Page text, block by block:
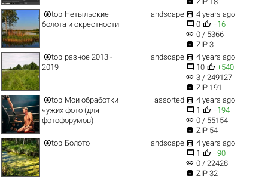
top Нетыльские
болота и окрестности
landscape  4 years ago
 0  +16
visibility 0 / 5366
 ZIP 3
top разное 2013 -
2019
landscape  4 years ago
 10  +540
visibility 3 / 249127
 ZIP 191
top Мои обработки
чужих фото (для
фотофорумов)
assorted  4 years ago
 1  +194
visibility 0 / 55154
 ZIP 54
top Болото landscape  4 years ago
 1  +90
visibility 0 / 22428
 ZIP 32